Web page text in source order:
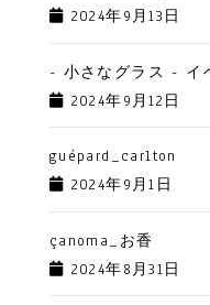
2024年9月13日
- 小さなグラス - イ
2024年9月12日
guépard_carlton
2024年9月1日
çanoma_お香
2024年8月31日